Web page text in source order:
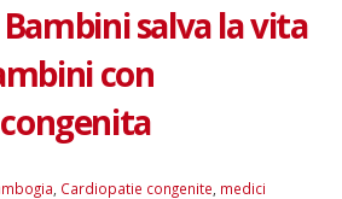
salva la vita
con
Cardiopatie congenite medici